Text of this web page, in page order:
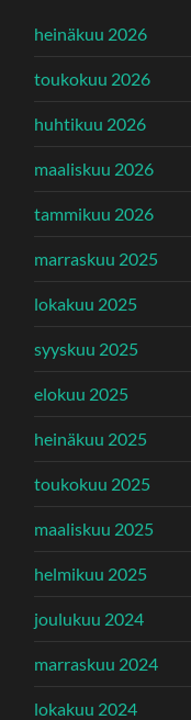
heinäkuu 2026
toukokuu 2026
huhtikuu 2026
maaliskuu 2026
tammikuu 2026
marraskuu 2025
lokakuu 2025
syyskuu 2025
elokuu 2025
heinäkuu 2025
toukokuu 2025
maaliskuu 2025
helmikuu 2025
joulukuu 2024
marraskuu 2024
lokakuu 2024